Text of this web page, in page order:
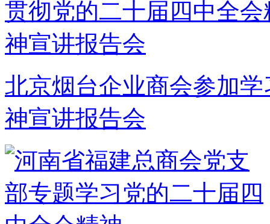
北京烟台企业商会参加
神宣讲报告会